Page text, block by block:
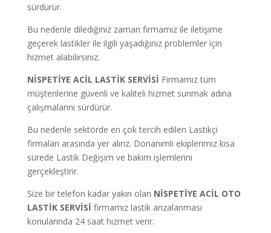
sürdürür.
Bu nedenle dilediğiniz zaman firmamız ile iletişime
geçerek lastikler ile ilgili yaşadığınız problemler için
hizmet alabilirsiniz.
NİSPETİYE ACİL LASTİK SERVİSİ Firmamız tüm
müşterilerine güvenli ve kaliteli hizmet sunmak adına
çalışmalarını sürdürür.
Bu nedenle sektörde en çok tercih edilen Lastikçi
firmaları arasında yer alırız. Donanımlı ekiplerimiz kısa
sürede Lastik Değişim ve bakım işlemlerini
gerçekleştirir.
Size bir telefon kadar yakın olan NİSPETİYE ACİL OTO
LASTİK SERVİSİ firmamız lastik arızalanması
konularında 24 saat hizmet verir.